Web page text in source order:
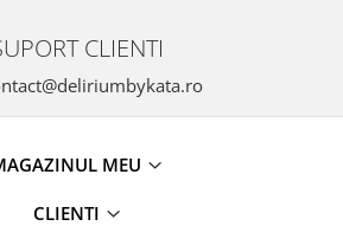
CLIENTI
MEU
CLIENTI